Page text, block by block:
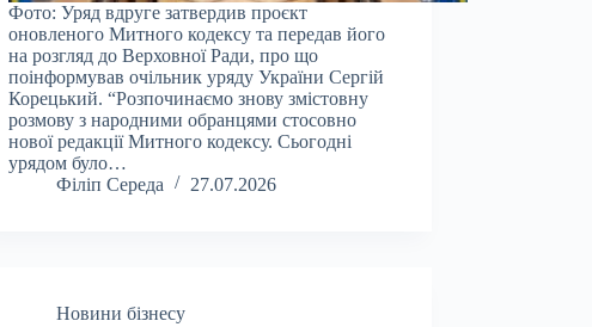
Фото: Уряд вдруге затвердив проєкт
оновленого Митного кодексу та передав його
на розгляд до Верховної Ради, про що
поінформував очільник уряду України Сергій
Корецький. “Розпочинаємо знову змістовну
розмову з народними обранцями стосовно
нової редакції Митного кодексу. Сьогодні
урядом було…
Філіп Середа
27.07.2026
Новини бізнесу